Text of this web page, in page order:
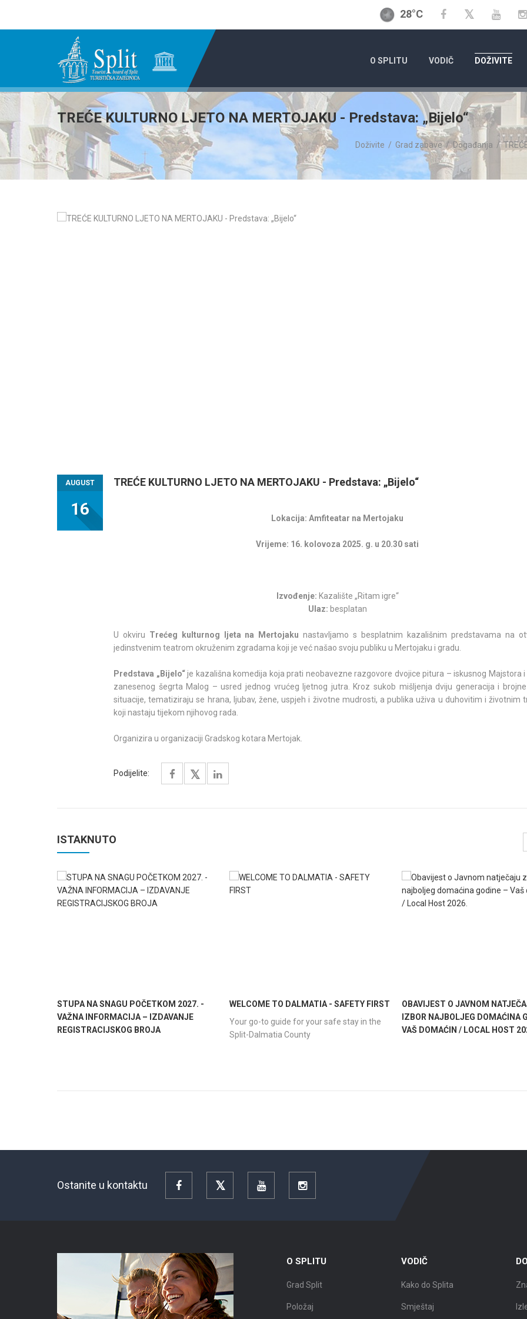
28°C FacebookTwitter
O SPLITU VODIČ DOŽIVITE
TREĆE KULTURNO LJETO NA MERTOJAKU - Predstava: „Bijelo“
Doživite / Grad zabave/Događanja /
AUGUST
16
TREĆE KULTURNO LJETO NA MERTOJAKU - Predstava: „Bijelo“
Lokacija: Amfiteatar na Mertojaku
Vrijeme: 16. kolovoza 2025. g. u 20.30 sati
Izvođenje: Kazalište „Ritam igre“
Ulaz: besplatan
U okviru Trećeg kulturnog ljeta na Mertojaku nastavljamo s besplatnim kazališnim predstavama na
jedinstvenim teatrom okruženim zgradama koji je već našao svoju publiku u Mertojaku i gradu.
Predstava „Bijelo“je kazališna komedija koja prati neobavezne razgovore dvojice pitura – iskusnog Majstora i
zanesenog šegrta Malog – usred jednog vrućeg ljetnog jutra. Kroz sukob mišljenja dviju generacija i
situacije, tematiziraju se hrana, ljubav, žene, uspjeh i životne mudrosti, a publika uživa u duhovitim i životnim
koji nastaju tijekom njihovog rada.
Organizira u organizaciji Gradskog kotara Mertojak.
Podijelite:
ISTAKNUTO
STUPA NA SNAGU POČETKOM 2027. -
VAŽNA INFORMACIJA – IZDAVANJE
REGISTRACIJSKOG BROJA
WELCOME TO DALMATIA - SAFETY FIRST
Your go-to guide for your safe stay in the
Split-Dalmatia County
OBAVIJEST O JAVNOM
IZBOR NAJBOLJEG DOMAĆINA
VAŠ DOMAĆIN / LOCAL HOST
Ostanite u kontaktu Facebook YouTube Instagram
O SPLITU
Grad Split
Položaj
VODIČ
Kako do Splita
Smještaj